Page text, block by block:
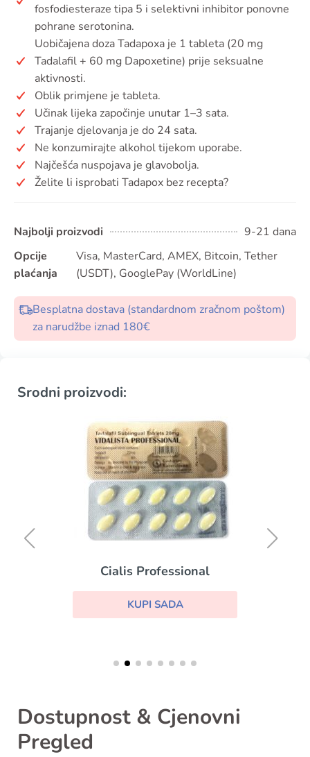
fosfodiesteraze tipa 5 i selektivni inhibitor ponovne
pohrane serotonina.
Uobičajena doza Tadapoxa je 1 tableta (20 mg
Tadalafil + 60 mg Dapoxetine) prije seksualne
aktivnosti.
Oblik primjene je tableta.
Učinak lijeka započinje unutar 1–3 sata.
Trajanje djelovanja je do 24 sata.
Ne konzumirajte alkohol tijekom uporabe.
Najčešća nuspojava je glavobolja.
Želite li isprobati Tadapox bez recepta?
Najbolji proizvodi
9-21 dana
Opcije
plaćanja
Visa, MasterCard, AMEX, Bitcoin, Tether
(USDT), GooglePay (WorldLine)
Besplatna dostava (standardnom zračnom poštom)
za narudžbe iznad 180€
Srodni proizvodi:
Cialis Professional
KUPI SADA
Dostupnost & Cjenovni
Pregled